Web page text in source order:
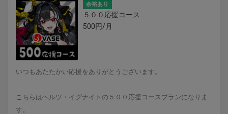
余裕あり
５００応援コース
500円/月
いつもあたたかい応援をありがとうございます。
こちらはヘルツ・イグナイトの５００応援コースプランになりま
す。